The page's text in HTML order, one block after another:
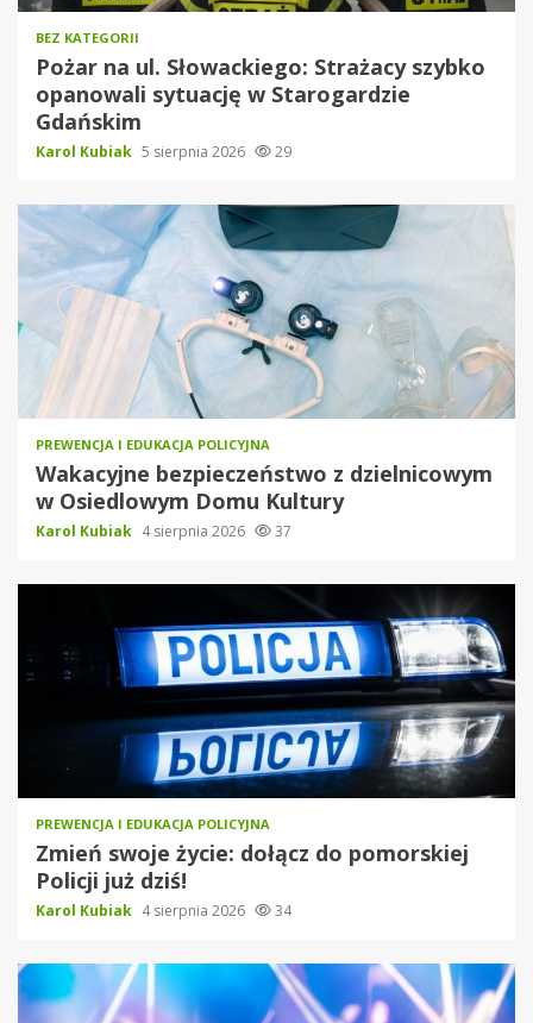
BEZ KATEGORII
Pożar na ul. Słowackiego: Strażacy szybko
opanowali sytuację w Starogardzie
Gdańskim
Karol Kubiak 5 sierpnia 2026 29
PREWENCJA I EDUKACJA POLICYJNA
Wakacyjne bezpieczeństwo z dzielnicowym
w Osiedlowym Domu Kultury
Karol Kubiak 4 sierpnia 2026 37
PREWENCJA I EDUKACJA POLICYJNA
Zmień swoje życie: dołącz do pomorskiej
Policji już dziś!
Karol Kubiak 4 sierpnia 2026 34